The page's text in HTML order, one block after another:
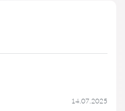
14.07.2025